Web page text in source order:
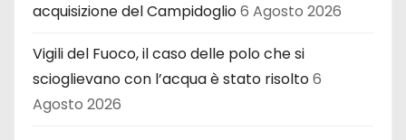
acquisizione del Campidoglio6 Agosto 2026
Vigili del Fuoco, il caso delle polo che si
scioglievano con l’acqua è stato risolto6
Agosto 2026